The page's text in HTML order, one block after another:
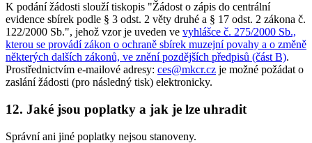
K podání žádosti slouží tiskopis "Žádost o zápis do centrální
evidence sbírek podle § 3 odst. 2 věty druhé a § 17 odst. 2 zákona č.
122/2000 Sb.", jehož vzor je uveden ve vyhlášce č. 275/2000 Sb.,
kterou se provádí zákon o ochraně sbírek muzejní povahy a o změně
některých dalších zákonů, ve znění pozdějších předpisů (část B).
Prostřednictvím e-mailové adresy: ces@mkcr.cz je možné požádat o
zaslání žádosti (pro následný tisk) elektronicky.
12. Jaké jsou poplatky a jak je lze uhradit
Správní ani jiné poplatky nejsou stanoveny.